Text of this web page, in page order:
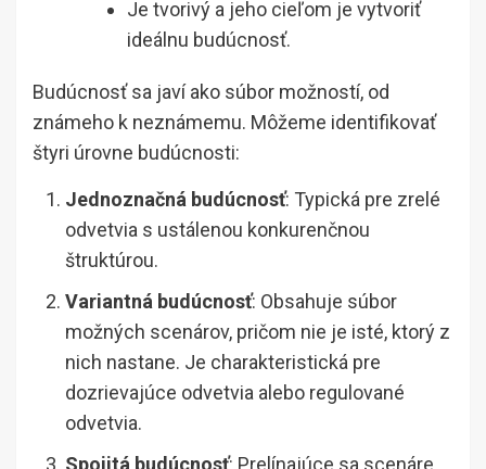
Je tvorivý a jeho cieľom je vytvoriť
ideálnu budúcnosť.
Budúcnosť sa javí ako súbor možností, od
známeho k neznámemu. Môžeme identifikovať
štyri úrovne budúcnosti:
Jednoznačná budúcnosť: Typická pre zrelé
odvetvia s ustálenou konkurenčnou
štruktúrou.
Variantná budúcnosť: Obsahuje súbor
možných scenárov, pričom nie je isté, ktorý z
nich nastane. Je charakteristická pre
dozrievajúce odvetvia alebo regulované
odvetvia.